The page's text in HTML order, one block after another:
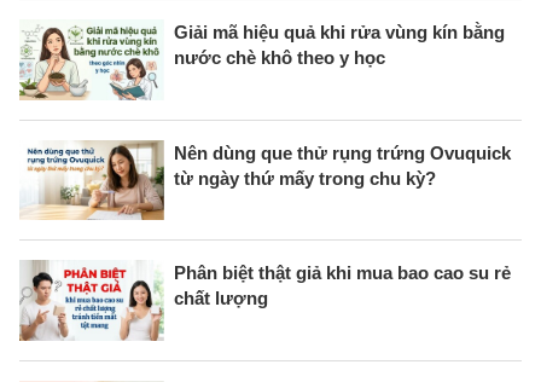
Giải mã hiệu quả khi rửa vùng kín bằng
nước chè khô theo y học
Nên dùng que thử rụng trứng Ovuquick
từ ngày thứ mấy trong chu kỳ?
Phân biệt thật giả khi mua bao cao su rẻ
chất lượng